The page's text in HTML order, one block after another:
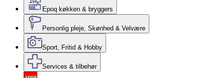
Epoq køkken & bryggers
Personlig pleje, Skønhed & Velvære
Sport, Fritid & Hobby
Services & tilbehør